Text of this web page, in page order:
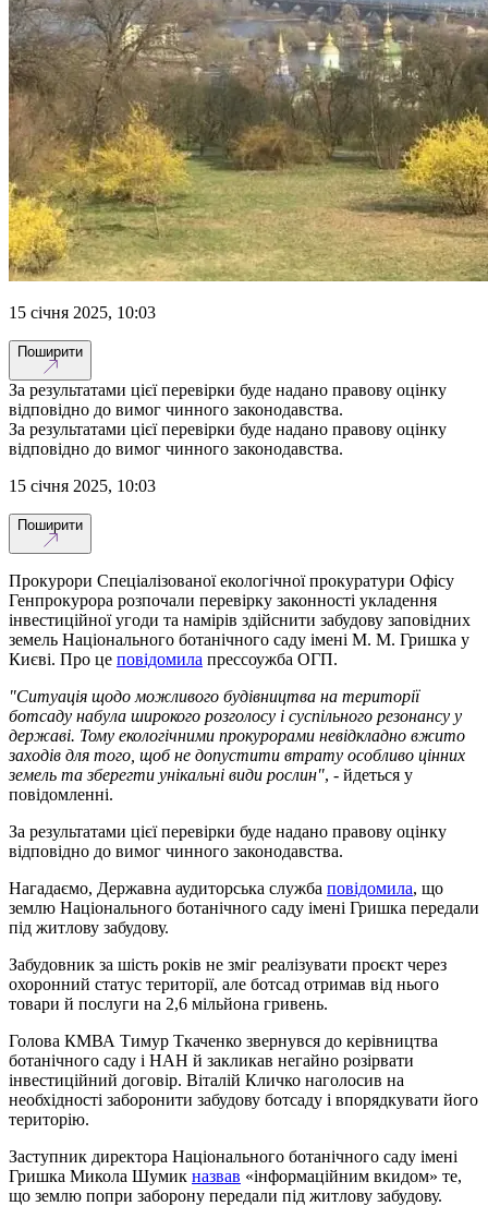
15 січня 2025, 10:03
Поширити
За результатами цієї перевірки буде надано правову оцінку
відповідно до вимог чинного законодавства.
За результатами цієї перевірки буде надано правову оцінку
відповідно до вимог чинного законодавства.
15 січня 2025, 10:03
Поширити
Прокурори Спеціалізованої екологічної прокуратури Офісу
Генпрокурора розпочали перевірку законності укладення
інвестиційної угоди та намірів здійснити забудову заповідних
земель Національного ботанічного саду імені М. М. Гришка у
Києві. Про це повідомила прессоужба ОГП.
"Ситуація щодо можливого будівництва на території
ботсаду набула широкого розголосу і суспільного резонансу у
державі. Тому екологічними прокурорами невідкладно вжито
заходів для того, щоб не допустити втрату особливо цінних
земель та зберегти унікальні види рослин", - йдеться у
повідомленні.
За результатами цієї перевірки буде надано правову оцінку
відповідно до вимог чинного законодавства.
Нагадаємо, Державна аудиторська служба повідомила, що
землю Національного ботанічного саду імені Гришка передали
під житлову забудову.
Забудовник за шість років не зміг реалізувати проєкт через
охоронний статус території, але ботсад отримав від нього
товари й послуги на 2,6 мільйона гривень.
Голова КМВА Тимур Ткаченко звернувся до керівництва
ботанічного саду і НАН й закликав негайно розірвати
інвестиційний договір. Віталій Кличко наголосив на
необхідності заборонити забудову ботсаду і впорядкувати його
територію.
Заступник директора Національного ботанічного саду імені
Гришка Микола Шумик назвав «інформаційним вкидом» те,
що землю попри заборону передали під житлову забудову.